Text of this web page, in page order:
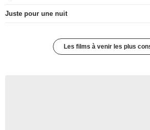
Juste pour une nuit
Les films à venir les plus